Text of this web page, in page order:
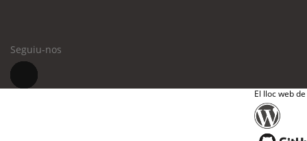
Seguiu-nos
El lloc web